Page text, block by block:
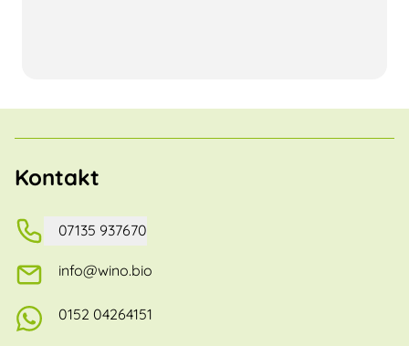
Kontakt
07135 937670
info@wino.bio
0152 04264151